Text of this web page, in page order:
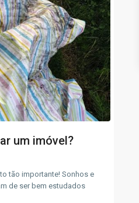
um imóvel?
tão importante! Sonhos e
de ser bem estudados